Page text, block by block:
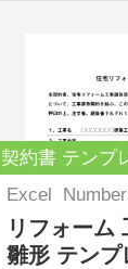
契約書 テンプ
Excel
リフォーム
雛形 テン